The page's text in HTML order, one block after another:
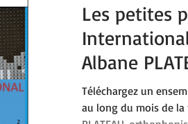
Les petites
Albane
Téléchargez un
au long du mois de la